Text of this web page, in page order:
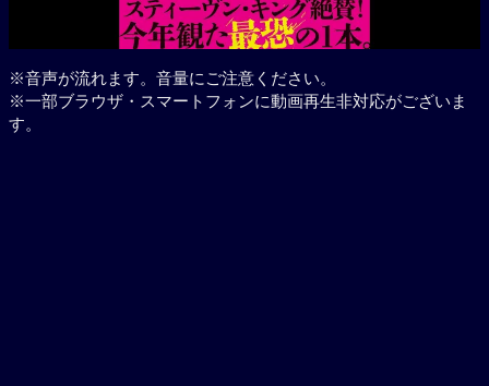
※音声が流れます。音量にご注意ください。
※一部ブラウザ・スマートフォンに動画再生非対応がございま
す。